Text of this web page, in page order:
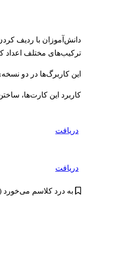
دانش‌آموزان با ردیف
ترکیب‌های مختلف اعداد
این کاربرگ‌ها در دو
کاربرد این کارت‌ها،
دریافت
دریافت
به درد کلاسم می‌خورد